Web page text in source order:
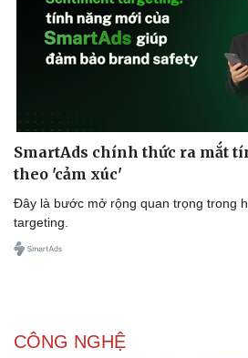
SmartAds chính thức ra mắt
theo 'cảm xúc'
Đây là bước mở rộng quan trọng trong
targeting.
CÔNG NGHỆ